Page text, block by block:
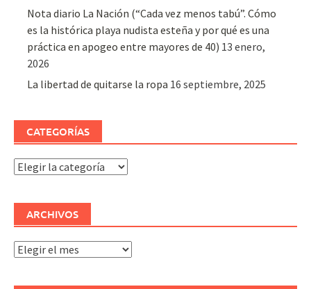
Nota diario La Nación (“Cada vez menos tabú”. Cómo
es la histórica playa nudista esteña y por qué es una
práctica en apogeo entre mayores de 40) 13 enero,
2026
La libertad de quitarse la ropa 16 septiembre, 2025
CATEGORÍAS
Categorías
ARCHIVOS
Archivos